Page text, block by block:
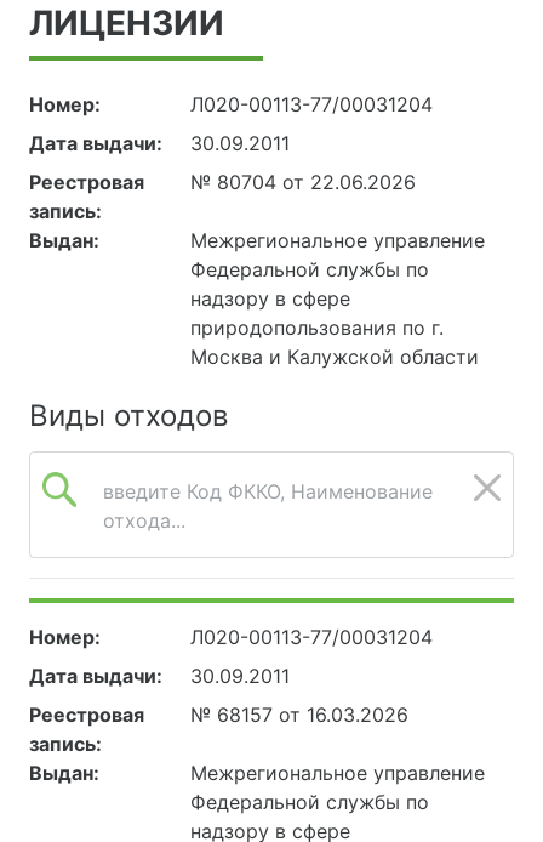
ЛИЦЕНЗИИ
Номер:
Л020-00113-77/00031204
Дата выдачи:
30.09.2011
Реестровая
запись:
№ 80704 от 22.06.2026
Выдан:
Межрегиональное управление
Федеральной службы по
надзору в сфере
природопользования по г.
Москва и Калужской области
Виды отходов
введите Код ФККО, Наименование
отхода...
Номер:
Л020-00113-77/00031204
Дата выдачи:
30.09.2011
Реестровая
запись:
№ 68157 от 16.03.2026
Выдан:
Межрегиональное управление
Федеральной службы по
надзору в сфере